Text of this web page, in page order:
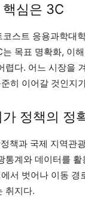
심은 3C
스트 응용과학대
는 목표 명확화, 이
렵다. 어느 시장을
히 이어갈 것인지
정책의 정
책과 국제 지역관
통계와 데이터를
서 벗어나 이동
취지다.